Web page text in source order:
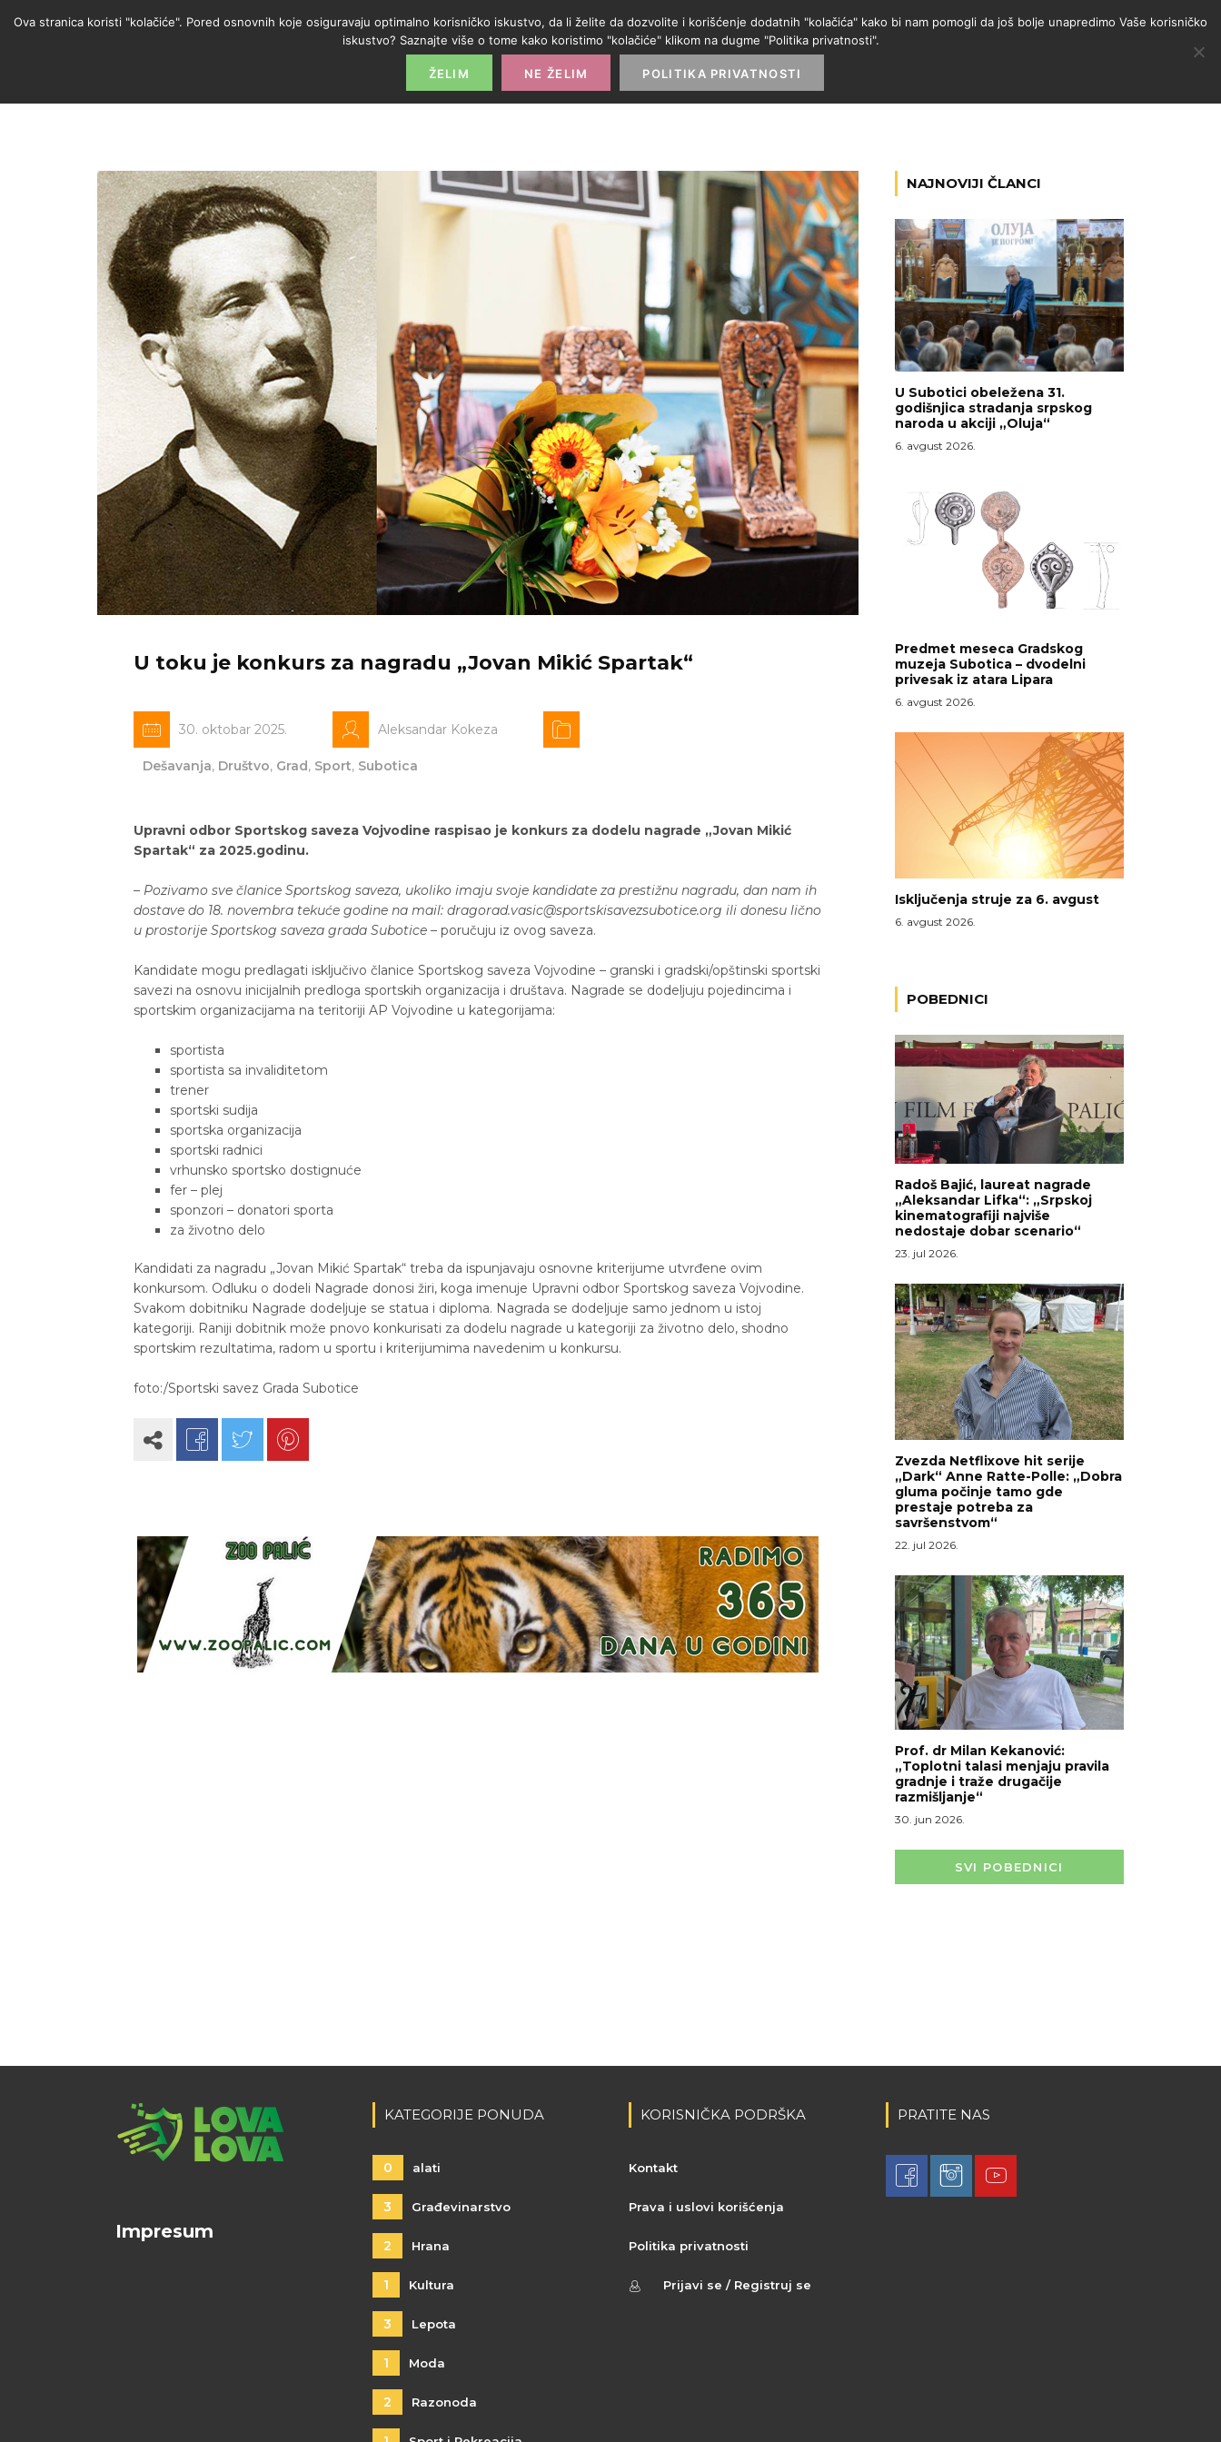
POČETNA PROMO IZLOG PARTNERI KATEGORIJE
U toku je konkurs za nagradu „Jovan Mikić Spartak“
30. oktobar 2025. Aleksandar Kokeza
Dešavanja, Društvo, Grad, Sport, Subotica
Upravni odbor Sportskog saveza Vojvodine raspisao je konkurs za dodelu nagrade „Jovan Mikić
Spartak“ za 2025.godinu.
– Pozivamo sve članice Sportskog saveza, ukoliko imaju svoje kandidate za prestižnu nagradu, dan nam ih
dostave do 18. novembra tekuće godine na mail: dragorad.vasic@sportskisavezsubotice.org ili donesu lično
u prostorije Sportskog saveza grada Subotice – poručuju iz ovog saveza.
Kandidate mogu predlagati isključivo članice Sportskog saveza Vojvodine – granski i gradski/opštinski sportski
savezi na osnovu inicijalnih predloga sportskih organizacija i društava. Nagrade se dodeljuju pojedincima i
sportskim organizacijama na teritoriji AP Vojvodine u kategorijama:
sportista
sportista sa invaliditetom
trener
sportski sudija
sportska organizacija
sportski radnici
vrhunsko sportsko dostignuće
fer – plej
sponzori – donatori sporta
za životno delo
Kandidati za nagradu „Jovan Mikić Spartak“ treba da ispunjavaju osnovne kriterijume utvrđene ovim
konkursom. Odluku o dodeli Nagrade donosi žiri, koga imenuje Upravni odbor Sportskog saveza Vojvodine.
Svakom dobitniku Nagrade dodeljuje se statua i diploma. Nagrada se dodeljuje samo jednom u istoj
kategoriji. Raniji dobitnik može pnovo konkurisati za dodelu nagrade u kategoriji za životno delo, shodno
sportskim rezultatima, radom u sportu i kriterijumima navedenim u konkursu.
foto:/Sportski savez Grada Subotice
NAJNOVIJI ČLANCI
U Subotici obeležena 31.
godišnjica stradanja srpskog
naroda u akciji „Oluja“
6. avgust 2026.
Predmet meseca Gradskog
muzeja Subotica – dvodelni
privesak iz atara Lipara
6. avgust 2026.
Isključenja struje za 6. avgust
6. avgust 2026.
POBEDNICI
Radoš Bajić, laureat nagrade
„Aleksandar Lifka“: „Srpskoj
kinematografiji najviše
nedostaje dobar scenario“
23. jul 2026.
Zvezda Netflixove hit serije
„Dark“ Anne Ratte-Polle: „Dobra
gluma počinje tamo gde
prestaje potreba za
savršenstvom“
22. jul 2026.
Prof. dr Milan Kekanović:
„Toplotni talasi menjaju pravila
gradnje i traže drugačije
razmišljanje“
30. jun 2026.
SVI POBEDNICI
Impresum
KATEGORIJE PONUDA
0 alati
3 Građevinarstvo
2 Hrana
1 Kultura
3 Lepota
1 Moda
2 Razonoda
KORISNIČKA PODRŠKA
Kontakt
Prava i uslovi korišćenja
Politika privatnosti
Prijavi se / Registruj se
PRATITE NAS
Ova stranica koristi "kolačiće". Pored osnovnih koje osiguravaju optimalno korisničko iskustvo, da li želite da dozvolite i korišćenje dodatnih "kolačića" kako bi nam pomogli da još bolje unapredimo Vaše korisničko
iskustvo? Saznajte više o tome kako koristimo "kolačiće" klikom na dugme "Politika privatnosti".
ŽELIM NE ŽELIM POLITIKA PRIVATNOSTI